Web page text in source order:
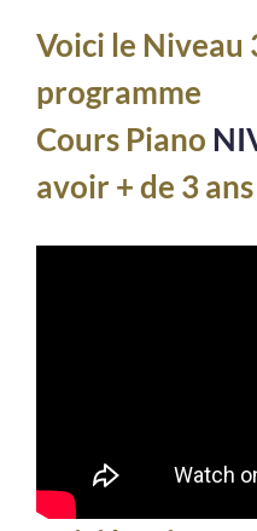
Voici le Niveau
programme
Cours Piano
avoir + de 3